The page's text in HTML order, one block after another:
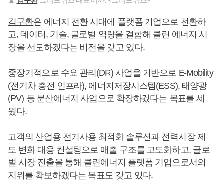
김구환은 에너지 전환 시대에 플랫폼 기업으로 전환하
고, 데이터, 기술, 글로벌 역량을 결합해 클린 에너지 시
장을 선도하겠다는 비전을 갖고 있다.
중장기적으로 수요 관리(DR) 사업을 기반으로 E-Mobility
(전기차 충전 인프라), 에너지저장시스템(ESS), 태양광
(PV) 등 분산에너지 사업으로 확장하겠다는 목표를 세
웠다.
고객의 산업용 전기사용 최적화 솔루션과 전력시장 제
도 변화 대응 컨설팅으로 매출 구조를 고도화하고, 글로
벌 시장 진출을 통해 클린에너지 플랫폼 기업으로서의
지위를 확보하겠다는 목표도 갖고 있다.